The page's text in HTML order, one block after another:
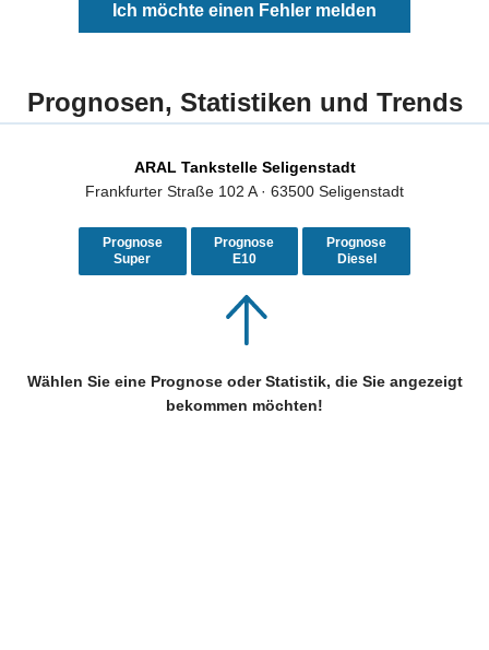
Ich möchte einen Fehler melden
Prognosen, Statistiken und Trends
ARAL Tankstelle Seligenstadt
Frankfurter Straße 102 A · 63500 Seligenstadt
Prognose
Super
Prognose
E10
Prognose
Diesel
Wählen Sie eine Prognose oder Statistik, die Sie angezeigt
bekommen möchten!